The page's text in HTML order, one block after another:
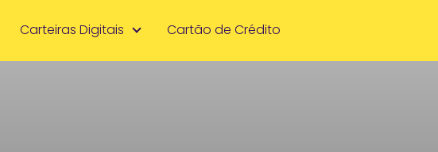
Carteiras Digitais Cartão de Crédito